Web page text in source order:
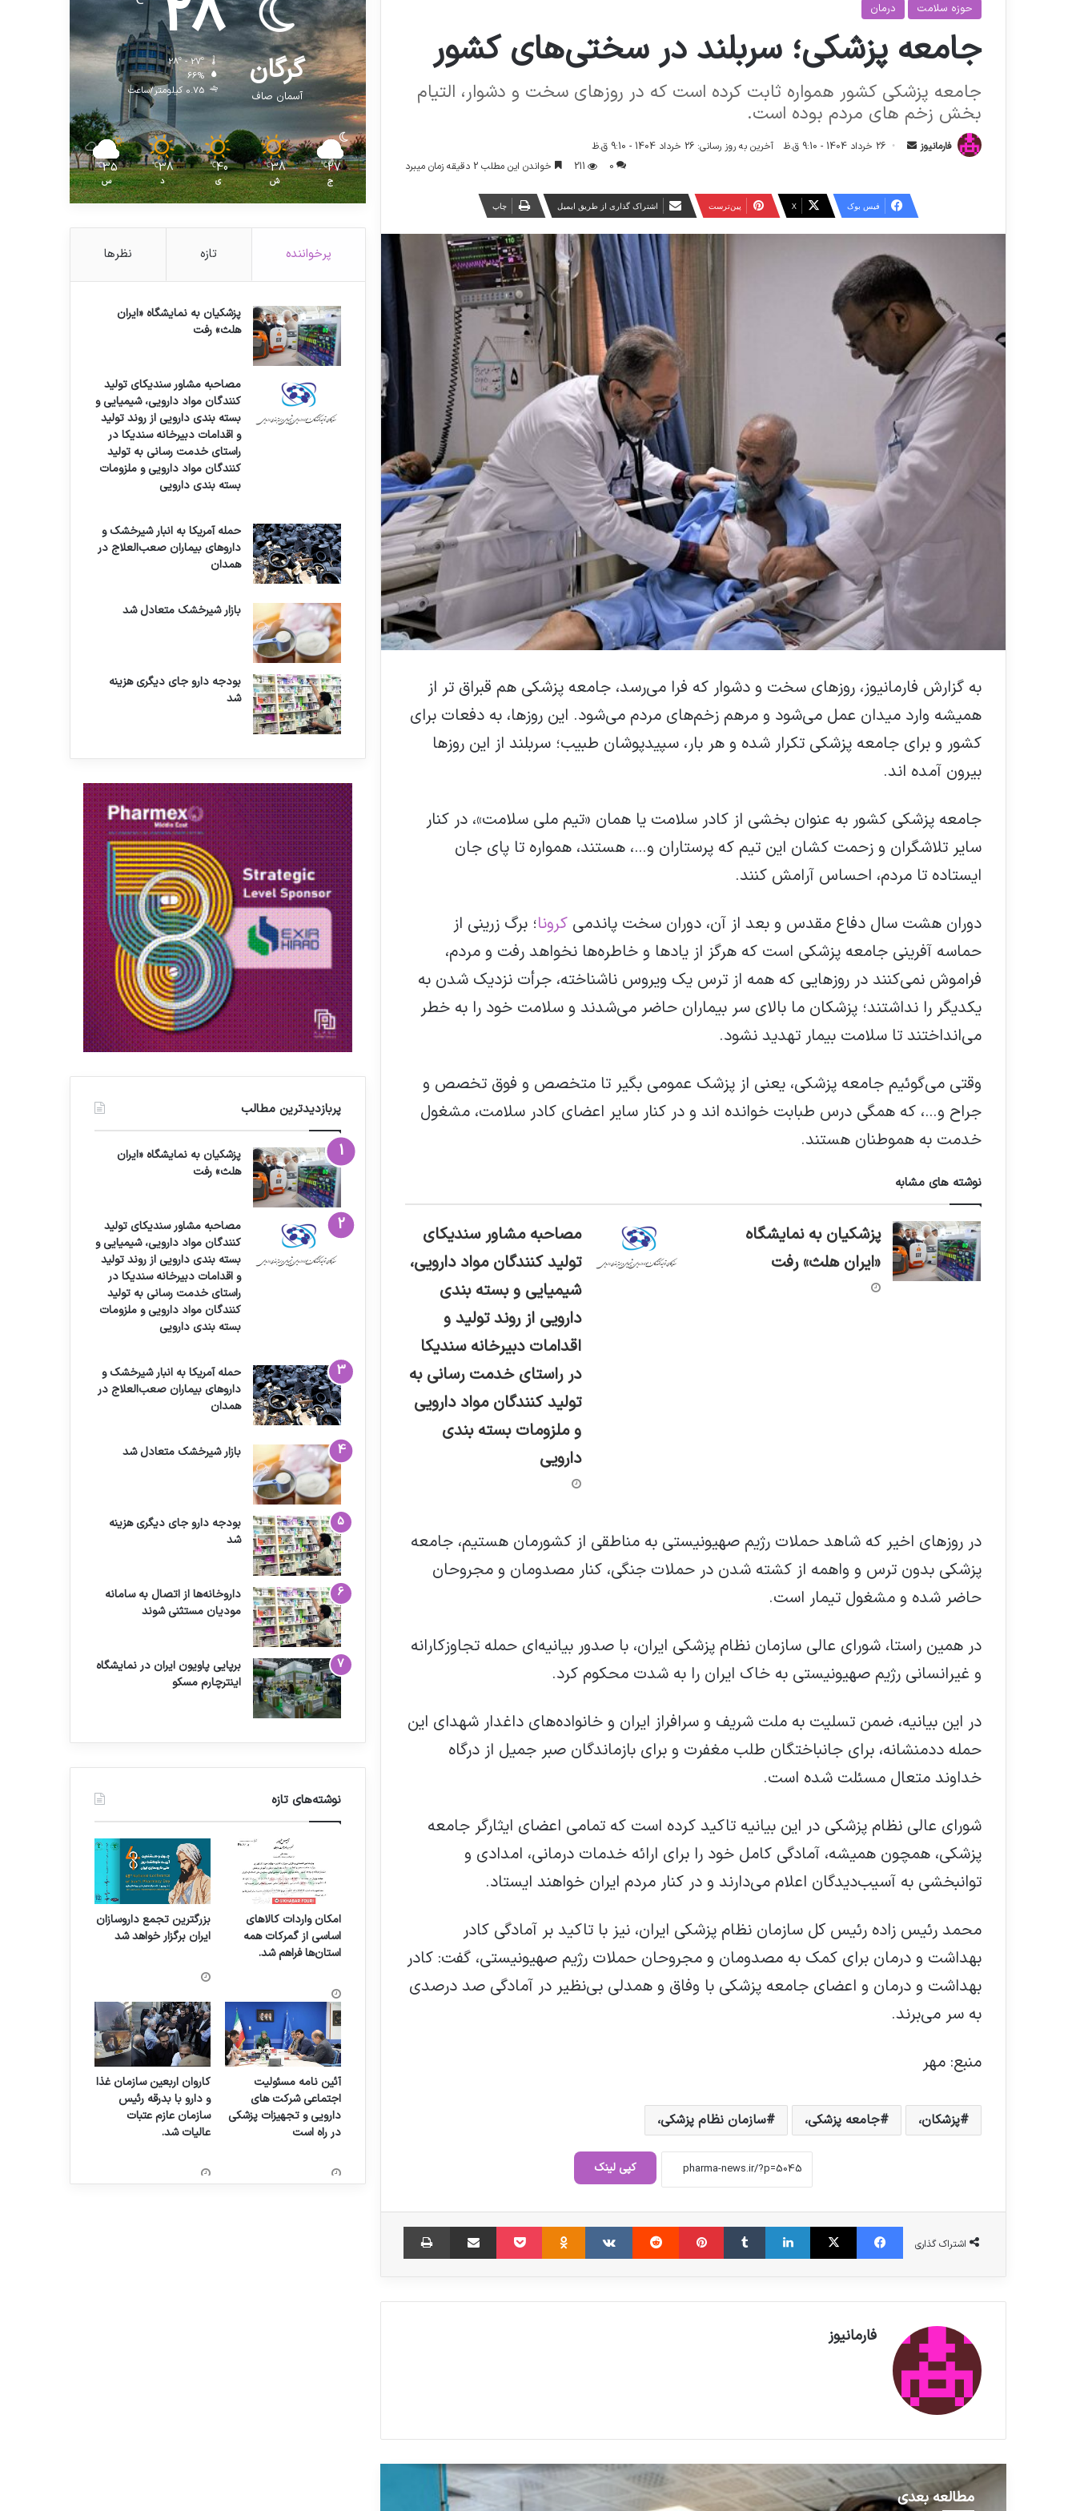
حوزه سلامت درمان
جامعه پزشکی؛ سربلند در سختی‌های کشور
جامعه پزشکی کشور همواره ثابت کرده است که در روزهای سخت و دشوار، التیام
بخش زخم های مردم بوده است.
فارمانیوز
ی
ی
ل
26 خرداد 1404 - 9:10 ق.ظ
آخرین به روز رسانی: 26 خرداد 1404 - 9:10 ق.ظ
0
211 خواندن این مطلب 2 دقیقه زمان میبرد
فیس بوک X ‫پین‌ترست اشتراک گذاری از طریق ایمیل چاپ
به گزارش فارمانیوز، روزهای سخت و دشوار که فرا می‌رسد، جامعه پزشکی هم قبراق تر از
همیشه وارد میدان عمل می‌شود و مرهم زخم‌های مردم می‌شود. این روزها، به دفعات برای
کشور و برای جامعه پزشکی تکرار شده و هر بار، سپیدپوشان طبیب؛ سربلند از این روزها
بیرون آمده اند.
جامعه پزشکی کشور به عنوان بخشی از کادر سلامت یا همان «تیم ملی سلامت»، در کنار
سایر تلاشگران و زحمت کشان این تیم که پرستاران و…، هستند، همواره تا پای جان
ایستاده تا مردم، احساس آرامش کنند.
دوران هشت سال دفاع مقدس و بعد از آن، دوران سخت پاندمی کرونا؛ برگ زرینی از
حماسه آفرینی جامعه پزشکی است که هرگز از یادها و خاطره‌ها نخواهد رفت و مردم،
فراموش نمی‌کنند در روزهایی که همه از ترس یک ویروس ناشناخته، جرأت نزدیک شدن به
یکدیگر را نداشتند؛ پزشکان ما بالای سر بیماران حاضر می‌شدند و سلامت خود را به خطر
می‌انداختند تا سلامت بیمار تهدید نشود.
وقتی می‌گوئیم جامعه پزشکی، یعنی از پزشک عمومی بگیر تا متخصص و فوق تخصص و
جراح و…، که همگی درس طبابت خوانده اند و در کنار سایر اعضای کادر سلامت، مشغول
خدمت به هموطنان هستند.
نوشته های مشابه
پزشکیان به نمایشگاه
«ایران هلث» رفت
مصاحبه مشاور سندیکای
تولید کنندگان مواد دارویی،
شیمیایی و بسته بندی
دارویی از روند تولید و
اقدامات دبیرخانه سندیکا
در راستای خدمت رسانی به
تولید کنندگان مواد دارویی
و ملزومات بسته بندی
دارویی
در روزهای اخیر که شاهد حملات رژیم صهیونیستی به مناطقی از کشورمان هستیم، جامعه
پزشکی بدون ترس و واهمه از کشته شدن در حملات جنگی، کنار مصدومان و مجروحان
حاضر شده و مشغول تیمار است.
در همین راستا، شورای عالی سازمان نظام پزشکی ایران، با صدور بیانیه‌ای حمله تجاوزکارانه
و غیرانسانی رژیم صهیونیستی به خاک ایران را به شدت محکوم کرد.
در این بیانیه، ضمن تسلیت به ملت شریف و سرافراز ایران و خانواده‌های داغدار شهدای این
حمله ددمنشانه، برای جانباختگان طلب مغفرت و برای بازماندگان صبر جمیل از درگاه
خداوند متعال مسئلت شده است.
شورای عالی نظام پزشکی در این بیانیه تاکید کرده است که تمامی اعضای ایثارگر جامعه
پزشکی، همچون همیشه، آمادگی کامل خود را برای ارائه خدمات درمانی، امدادی و
توانبخشی به آسیب‌دیدگان اعلام می‌دارند و در کنار مردم ایران خواهند ایستاد.
محمد رئیس زاده رئیس کل سازمان نظام پزشکی ایران، نیز با تاکید بر آمادگی کادر
بهداشت و درمان برای کمک به مصدومان و مجروحان حملات رژیم صهیونیستی، گفت: کادر
بهداشت و درمان و اعضای جامعه پزشکی با وفاق و همدلی بی‌نظیر در آمادگی صد درصدی
به سر می‌برند.
منبع: مهر
پزشکان، جامعه پزشکی، سازمان نظام پزشکی،
کپی لینک
اشتراک گذاری
فیس بوک X لینکدین ‫تامبلر ‫پین‌ترست ‫رددیت ‫VKontakte
‫Odnoklassniki پاکت اشتراک گذاری از طریق ایمیل
فارمانیوز
مطالعه بعدی
چگونه می‌توان از ترک شغل پرستاران
جلوگیری کرد
توزیع برخط دارو
گرگان
آسمان صاف
28º - 27º
66%
0.75 کیلومتر/ساعت
27
℃
ج
38
℃
ش
40
℃
ی
38
℃
د
35
℃
س
پرخواننده تازه نظرها
پزشکیان به نمایشگاه «ایران
هلث» رفت
مصاحبه مشاور سندیکای تولید
کنندگان مواد دارویی، شیمیایی و
بسته بندی دارویی از روند تولید
و اقدامات دبیرخانه سندیکا در
راستای خدمت رسانی به تولید
کنندگان مواد دارویی و ملزومات
بسته بندی دارویی
حمله آمریکا به انبار شیرخشک و
داروهای بیماران صعب‌العلاج در
همدان
بازار شیرخشک متعادل شد
بودجه دارو جای دیگری هزینه
شد
پربازدیدترین مطالب
پزشکیان به نمایشگاه «ایران
هلث» رفت
مصاحبه مشاور سندیکای تولید
کنندگان مواد دارویی، شیمیایی و
بسته بندی دارویی از روند تولید
و اقدامات دبیرخانه سندیکا در
راستای خدمت رسانی به تولید
کنندگان مواد دارویی و ملزومات
بسته بندی دارویی
حمله آمریکا به انبار شیرخشک و
داروهای بیماران صعب‌العلاج در
همدان
بازار شیرخشک متعادل شد
بودجه دارو جای دیگری هزینه
شد
داروخانه‌ها از اتصال به سامانه
مودیان مستثنی شوند
برپایی پاویون ایران در نمایشگاه
اینترچارم مسکو
نوشته‌های تازه
امکان واردات کالاهای
اساسی از گمرکات همه
استان‌ها فراهم شد.
بزرگترین تجمع داروسازان
ایران برگزار خواهد شد
آئین نامه مسئولیت
اجتماعی شرکت های
دارویی و تجهیزات پزشکی
در راه است
کاروان اربعین سازمان غذا
و دارو با بدرقه رئیس
سازمان عازم عتبات
عالیات شد.